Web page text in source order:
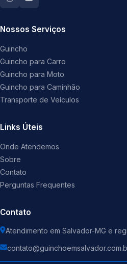
Nossos Serviços
Guincho
Guincho para Carro
Guincho para Moto
Guincho para Caminhão
Transporte de Veículos
Links Úteis
Onde Atendemos
Sobre
Contato
Perguntas Frequentes
Contato
Atendimento em Salvador-MG e